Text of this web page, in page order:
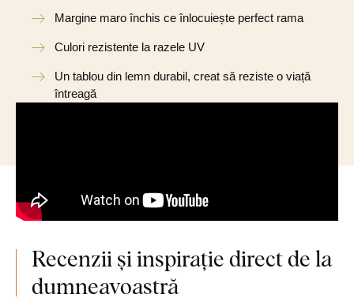
Margine maro închis ce înlocuiește perfect rama
Culori rezistente la razele UV
Un tablou din lemn durabil, creat să reziste o viață
întreagă
Recenzii și inspirație direct de la
dumneavoastră